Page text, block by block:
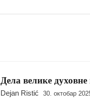
Дела велике духовне
Dejan Ristić 30. октобар